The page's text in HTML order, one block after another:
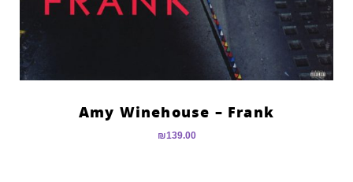
Amy Winehouse – Frank
₪139.00